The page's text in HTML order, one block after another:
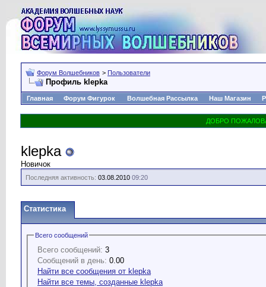
Форум Волшебников > Пользователи
Профиль klepka
Главная Форум Фигурок Волшебная Рассылка Наш Магазин
klepka
Новичок
Последняя активность: 03.08.2010 09:20
Статистика
Всего сообщений
Всего сообщений: 3
Сообщений в день: 0.00
Найти все сообщения от klepka
Найти все темы, созданные klepka